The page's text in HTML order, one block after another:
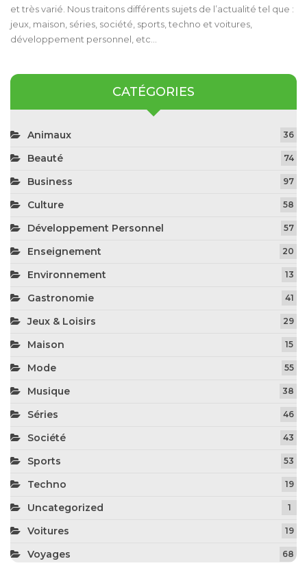
et très varié. Nous traitons différents sujets de l’actualité tel que :
jeux, maison, séries, société, sports, techno et voitures,
développement personnel, etc…
CATÉGORIES
Animaux 36
Beauté 74
Business 97
Culture 58
Développement Personnel 57
Enseignement 20
Environnement 13
Gastronomie 41
Jeux & Loisirs 29
Maison 15
Mode 55
Musique 38
Séries 46
Société 43
Sports 53
Techno 19
Uncategorized 1
Voitures 19
Voyages 68